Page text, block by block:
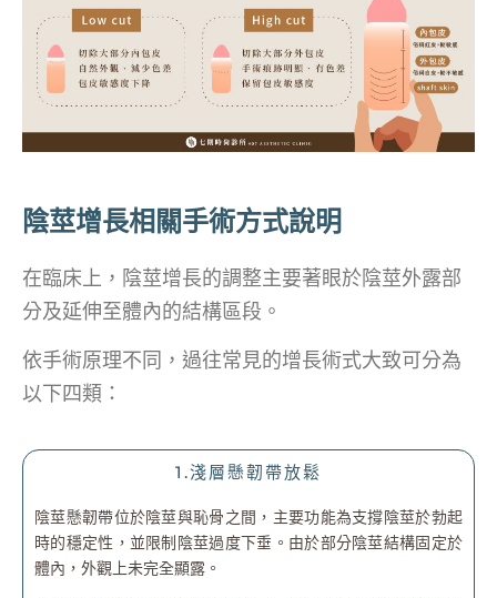
陰莖增長相關手術方式說明
在臨床上，陰莖增長的調整主要著眼於陰莖外露部
分及延伸至體內的結構區段。
依手術原理不同，過往常見的增長術式大致可分為
以下四類：
1.淺層懸韌帶放鬆
陰莖懸韌帶位於陰莖與恥骨之間，主要功能為支撐陰莖於勃起
時的穩定性，並限制陰莖過度下垂。由於部分陰莖結構固定於
體內，外觀上未完全顯露。